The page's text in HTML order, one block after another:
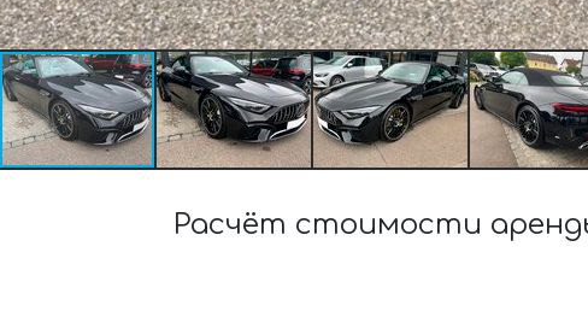
Расчёт стоимости